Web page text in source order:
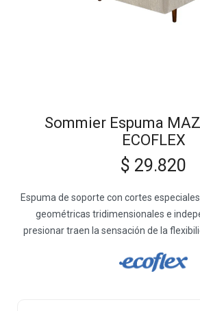
Sommier Espuma
ECOFLEX
$ 29.820
Espuma de soporte con cortes
geométricas tridimensionales e
presionar traen la sensación de la